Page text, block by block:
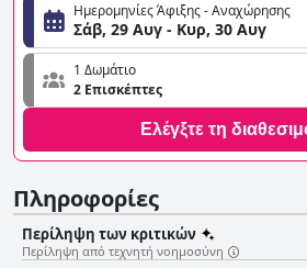
Ημερομηνίες Άφιξης - Αναχώρησης
Σάβ, 29 Αυγ - Κυρ, 30 Αυγ
1 Δωμάτιο
2 Επισκέπτες
Ελέγξτε τη
Πληροφορίες
Περίληψη των κριτικών
Περίληψη από τεχνητή νοημοσύνη